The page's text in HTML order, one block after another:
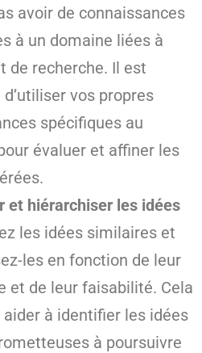
avoir de connaissances
à un domaine liées à
de recherche. Il est
vos propres
spécifiques au
évaluer et affiner les
et hiérarchiser les idées
les idées similaires et
les en fonction de leur
et de leur faisabilité. Cela
aider à identifier les idées
à poursuivre